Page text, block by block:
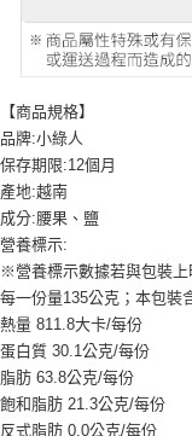
【商品規格】
品牌:小綠人
保存期限:12個月
產地:越南
成分:腰果、鹽
營養標示:
※營養標示數據若與包裝
每一份量135公克；本包裝
熱量 811.8大卡/每份
蛋白質 30.1公克/每份
脂肪 63.8公克/每份
飽和脂肪 21.3公克/每份
反式脂肪 0.0公克/每份